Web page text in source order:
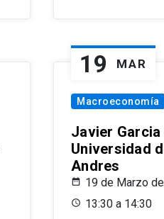
19 MAR
Macroeconomía
Javier Garcia
Universidad
Andres
19 de Marzo
13:30 a 14:30